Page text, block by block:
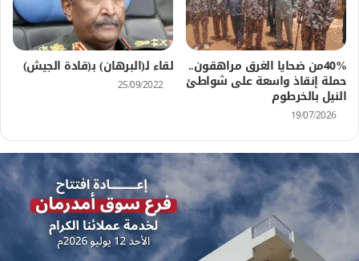
40%من ضحايا الغرق مراهقون..
حملة إنقاذ واسعة على شواطئ
النيل بالخرطوم
19/07/2026
لقاء لـ(البرهان) بـ(قادة الجيش)
25/09/2022